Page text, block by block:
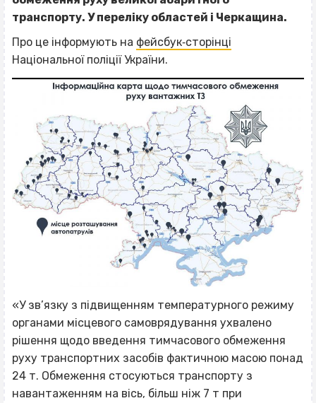
транспорту. У переліку областей і Черкащина.
Про це інформують на фейсбук‐сторінці
Національної поліції України.
«У зв’язку з підвищенням температурного режиму
органами місцевого самоврядування ухвалено
рішення щодо введення тимчасового обмеження
руху транспортних засобів фактичною масою понад
24 т. Обмеження стосуються транспорту з
навантаженням на вісь, більш ніж 7 т при